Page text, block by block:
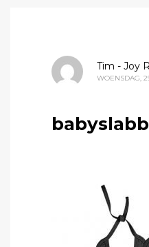
Tim - Joy
WOENSDAG,